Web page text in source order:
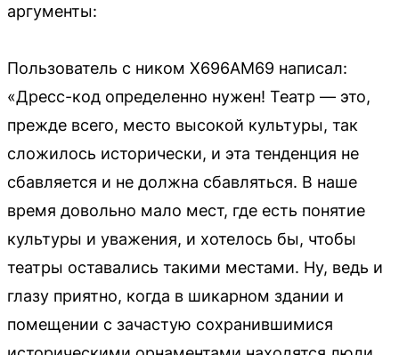
аргументы:
Пользователь с ником X696AM69 написал:
«Дресс-код определенно нужен! Театр — это,
прежде всего, место высокой культуры, так
сложилось исторически, и эта тенденция не
сбавляется и не должна сбавляться. В наше
время довольно мало мест, где есть понятие
культуры и уважения, и хотелось бы, чтобы
театры оставались такими местами. Ну, ведь и
глазу приятно, когда в шикарном здании и
помещении с зачастую сохранившимися